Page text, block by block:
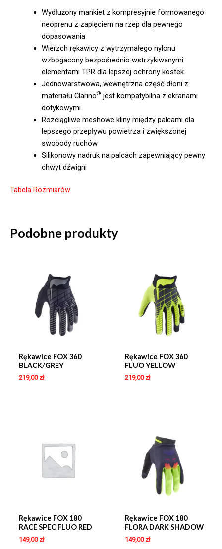
Wydłużony mankiet z kompresyjnie formowanego
neoprenu z zapięciem na rzep dla pewnego
dopasowania
Wierzch rękawicy z wytrzymałego nylonu
wzbogacony bezpośrednio wstrzykiwanymi
elementami TPR dla lepszej ochrony kostek
Jednowarstwowa, wewnętrzna część dłoni z
materiału Clarino® jest kompatybilna z ekranami
dotykowymi
Rozciągliwe meshowe kliny między palcami dla
lepszego przepływu powietrza i zwiększonej
swobody ruchów
Silikonowy nadruk na palcach zapewniający pewny
chwyt dźwigni
Tabela Rozmiarów
Podobne produkty
Rękawice FOX 360
BLACK/GREY
219,00 zł
Rękawice FOX 360
FLUO YELLOW
219,00 zł
Rękawice FOX 180
RACE SPEC FLUO RED
149,00 zł
Rękawice FOX 180
FLORA DARK SHADOW
149,00 zł